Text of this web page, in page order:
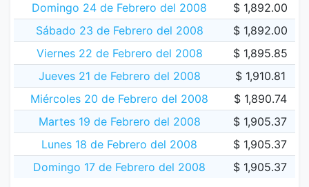
Domingo 24 de Febrero del 2008
$ 1,892.00
Sábado 23 de Febrero del 2008
$ 1,892.00
Viernes 22 de Febrero del 2008
$ 1,895.85
Jueves 21 de Febrero del 2008
$ 1,910.81
Miércoles 20 de Febrero del 2008
$ 1,890.74
Martes 19 de Febrero del 2008
$ 1,905.37
Lunes 18 de Febrero del 2008
$ 1,905.37
Domingo 17 de Febrero del 2008
$ 1,905.37